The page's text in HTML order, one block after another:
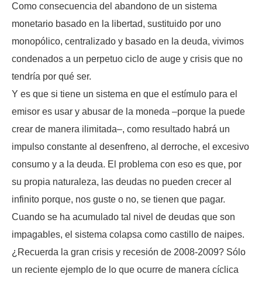
Como consecuencia del abandono de un sistema
monetario basado en la libertad, sustituido por uno
monopólico, centralizado y basado en la deuda, vivimos
condenados a un perpetuo ciclo de auge y crisis que no
tendría por qué ser.
Y es que si tiene un sistema en que el estímulo para el
emisor es usar y abusar de la moneda –porque la puede
crear de manera ilimitada–, como resultado habrá un
impulso constante al desenfreno, al derroche, el excesivo
consumo y a la deuda. El problema con eso es que, por
su propia naturaleza, las deudas no pueden crecer al
infinito porque, nos guste o no, se tienen que pagar.
Cuando se ha acumulado tal nivel de deudas que son
impagables, el sistema colapsa como castillo de naipes.
¿Recuerda la gran crisis y recesión de 2008-2009? Sólo
un reciente ejemplo de lo que ocurre de manera cíclica